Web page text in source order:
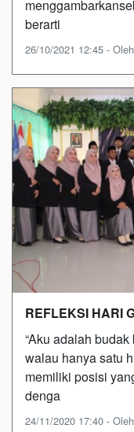
berarti
26/10/2021 12:45 -
REFLEKSI HARI
“Aku adalah
walau hanya satu
memiliki posisi
denga
24/11/2020 17:40 -